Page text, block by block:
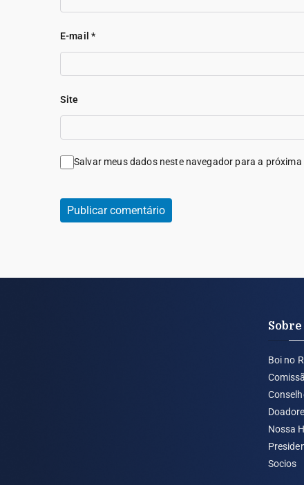
E-mail*
Site
Salvar meus dados neste navegador para a próxima
Boi no
Nossa
Socios